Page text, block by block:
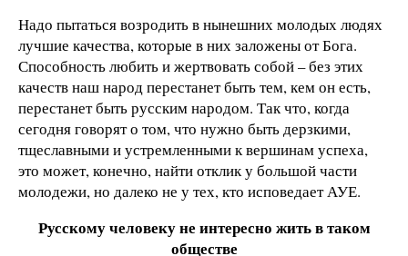
Надо пытаться возродить в нынешних молодых людях
лучшие качества, которые в них заложены от Бога.
Способность любить и жертвовать собой – без этих
качеств наш народ перестанет быть тем, кем он есть,
перестанет быть русским народом. Так что, когда
сегодня говорят о том, что нужно быть дерзкими,
тщеславными и устремленными к вершинам успеха,
это может, конечно, найти отклик у большой части
молодежи, но далеко не у тех, кто исповедает АУЕ.
Русскому человеку не интересно жить в таком
обществе